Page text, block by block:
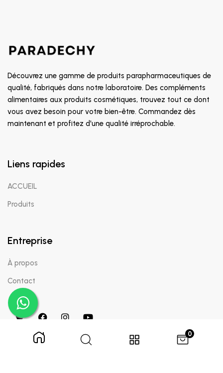
0
Découvrez une gamme de produits parapharmaceutiques de
qualité, fabriqués dans notre laboratoire. Des compléments
alimentaires aux produits cosmétiques, trouvez tout ce dont
vous avez besoin pour votre bien-être. Commandez dès
maintenant et profitez d'une qualité irréprochable.
Liens rapides
ACCUEIL
Produits
Entreprise
À propos
Contact